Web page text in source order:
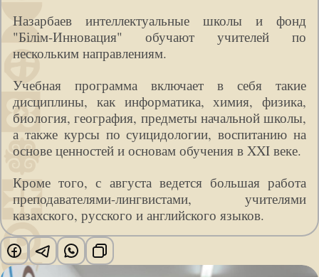
Назарбаев интеллектуальные школы и фонд
"Білім-Инновация" обучают учителей по
нескольким направлениям.
Учебная программа включает в себя такие
дисциплины, как информатика, химия, физика,
биология, география, предметы начальной школы,
а также курсы по суицидологии, воспитанию на
основе ценностей и основам обучения в XXI веке.
Кроме того, с августа ведется большая работа
преподавателями-лингвистами, учителями
казахского, русского и английского языков.